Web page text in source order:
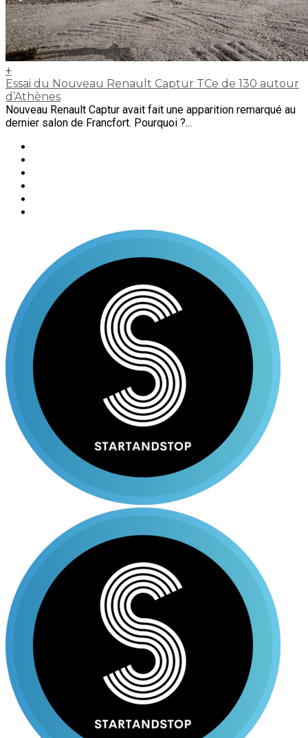
+
Essai du Nouveau Renault Captur TCe de 130 autour
d’Athènes
Nouveau Renault Captur avait fait une apparition remarqué au
dernier salon de Francfort. Pourquoi ?...